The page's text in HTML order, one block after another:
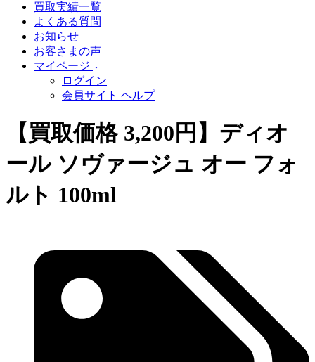
買取実績一覧
よくある質問
お知らせ
お客さまの声
マイページ
ログイン
会員サイト ヘルプ
【買取価格 3,200円】ディオ
ール ソヴァージュ オー フォ
ルト 100ml